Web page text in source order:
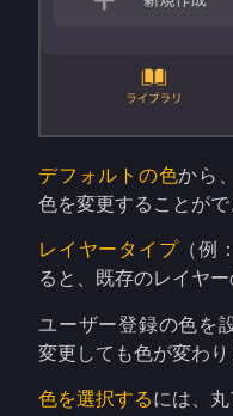
デフォルトの色から
色を変更することがで
レイヤータイプ（例
ると、既存のレイヤー
ユーザー登録の色を
変更しても色が変わり
色を選択するには、丸